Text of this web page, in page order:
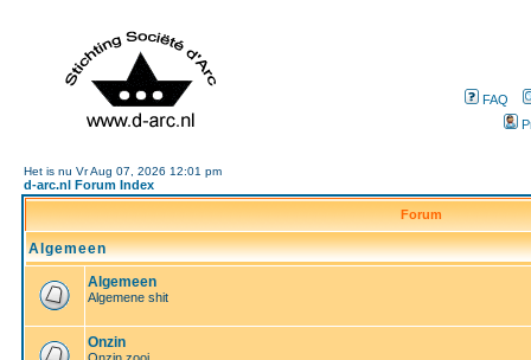
FAQ
Het is nu Vr Aug 07, 2026 12:01 pm
d-arc.nl Forum Index
Forum
Algemeen
Algemeen
Algemene shit
Onzin